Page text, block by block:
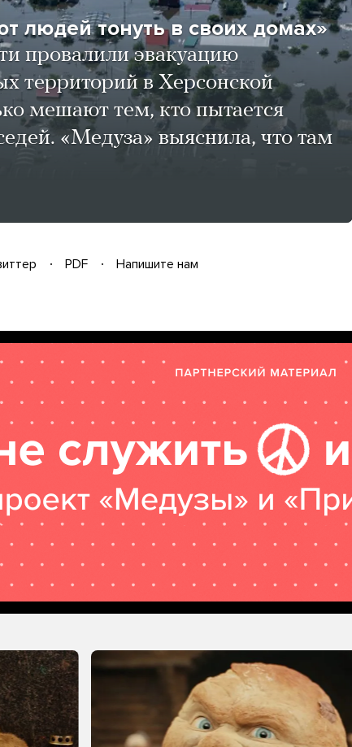
людей тонуть в своих домах»
провалили эвакуацию
территорий в Херсонской
мешают тем, кто пытается
«Медуза» выяснила, что там
PDF
Напишите нам